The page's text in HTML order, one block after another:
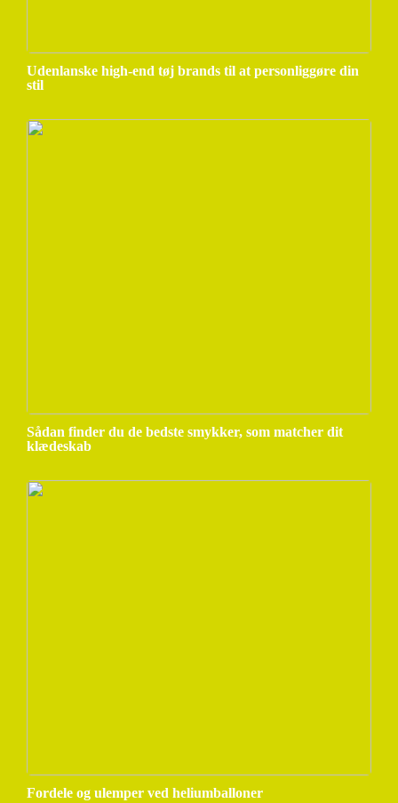
Udenlanske high-end tøj brands til at personliggøre din
stil
Sådan finder du de bedste smykker, som matcher dit
klædeskab
Fordele og ulemper ved heliumballoner